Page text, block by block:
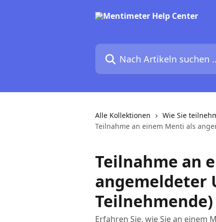
Nach Artikeln suchen …
Alle Kollektionen
Wie Sie
Teilnahme an einem Menti als
Teilnahme an
angemeldeter
Teilnehmende)
Erfahren Sie, wie Sie an einem